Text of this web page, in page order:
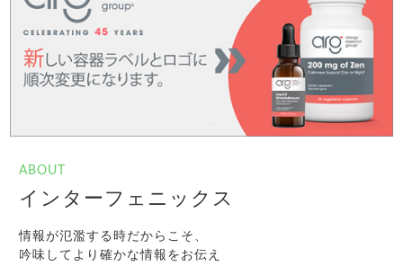
ABOUT
インターフェニックス
情報が氾濫する時だからこそ、
吟味してより確かな情報をお伝え